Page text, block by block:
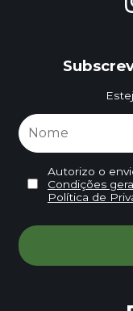
Autorizo o
Condições
Política de